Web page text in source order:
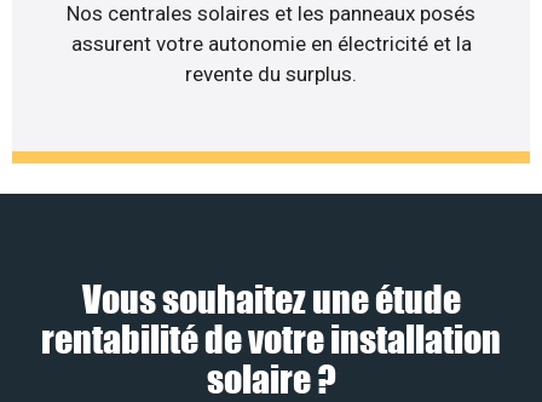
Nos centrales solaires et les panneaux posés
assurent votre autonomie en électricité et la
revente du surplus.
Vous souhaitez une étude
rentabilité de votre installation
solaire ?